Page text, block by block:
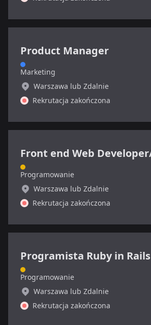
Product Manager
Marketing
Warszawa lub Zdalnie
Rekrutacja zakończona
Programowanie
Warszawa lub Zdalnie
Rekrutacja zakończona
Programista Ruby in Rails
Programowanie
Warszawa lub Zdalnie
Rekrutacja zakończona